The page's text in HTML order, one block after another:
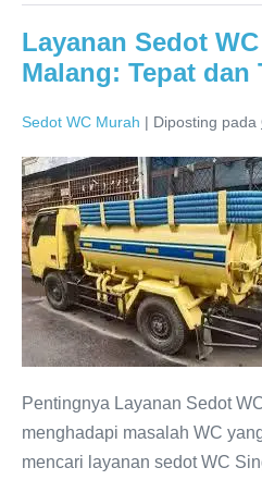
Layanan Sedot
Malang: Tepat dan
Sedot WC Murah | Diposting pada
Layanan
Sedot
WC
Singosari
Malang:
Tepat
dan
Pentingnya Layanan Sedot
menghadapi masalah WC
mencari layanan sedot WC